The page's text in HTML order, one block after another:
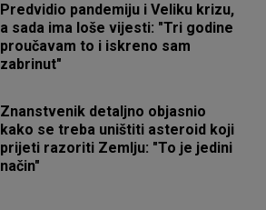
Predvidio pandemiju i Veliku krizu,
a sada ima loše vijesti: "Tri godine
proučavam to i iskreno sam
zabrinut"
Znanstvenik detaljno objasnio
kako se treba uništiti asteroid koji
prijeti razoriti Zemlju: "To je jedini
način"